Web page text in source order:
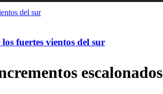
fuertes vientos del sur
escalonados